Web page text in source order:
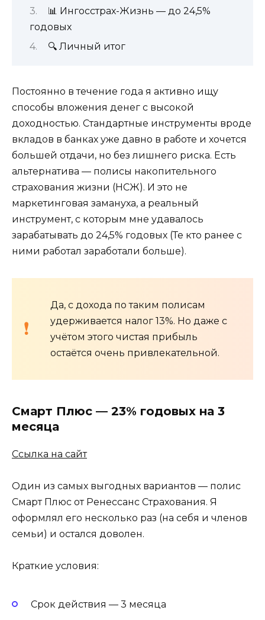
📊 Ингосстрах-Жизнь — до 24,5%
годовых
🔍 Личный итог
Постоянно в течение года я активно ищу
способы вложения денег с высокой
доходностью. Стандартные инструменты вроде
вкладов в банках уже давно в работе и хочется
большей отдачи, но без лишнего риска. Есть
альтернатива — полисы накопительного
страхования жизни (НСЖ). И это не
маркетинговая замануха, а реальный
инструмент, с которым мне удавалось
зарабатывать до 24,5% годовых (Те кто ранее с
ними работал заработали больше).
Да, с дохода по таким полисам
удерживается налог 13%. Но даже с
учётом этого чистая прибыль
остаётся очень привлекательной.
Смарт Плюс — 23% годовых на 3
месяца
Ссылка на сайт
Один из самых выгодных вариантов — полис
Смарт Плюс от Ренессанс Страхования. Я
оформлял его несколько раз (на себя и членов
семьи) и остался доволен.
Краткие условия:
Срок действия — 3 месяца